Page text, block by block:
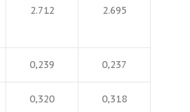
2.712 2.695
0,239 0,237
0,320 0,318